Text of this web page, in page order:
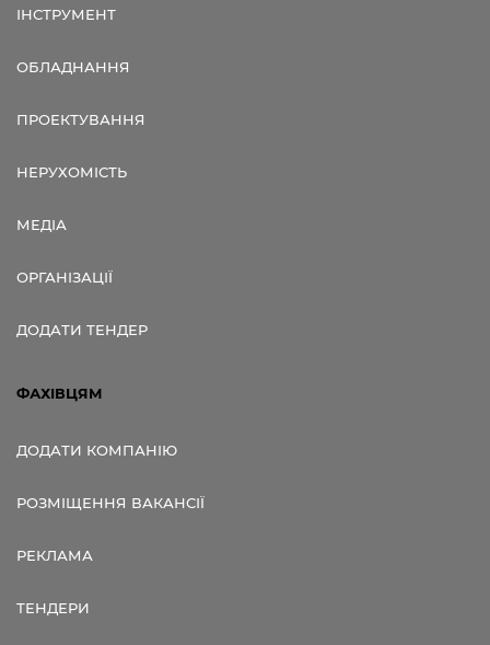
ІНСТРУМЕНТ
ОБЛАДНАННЯ
ПРОЕКТУВАННЯ
НЕРУХОМІСТЬ
МЕДІА
ОРГАНІЗАЦІЇ
ДОДАТИ ТЕНДЕР
ФАХІВЦЯМ
ДОДАТИ КОМПАНІЮ
РОЗМІЩЕННЯ ВАКАНСІЇ
РЕКЛАМА
ТЕНДЕРИ